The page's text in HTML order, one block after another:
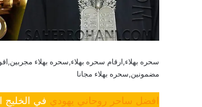
سحره بهلاء,ارقام سحره بهلاء,سحره بهلاء
مضمونين,سحره بهلاء مجانا
افضل ساحر روحاني يهودي في الخليج